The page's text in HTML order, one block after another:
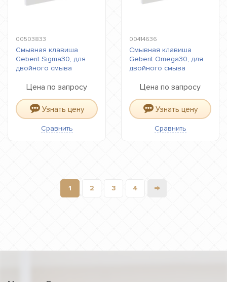
00503833
Смывная клавиша
Geberit Sigma30, для
двойного смыва
Цена по запросу
Узнать цену
Сравнить
00414636
Смывная клавиша
Geberit Omega30, для
двойного смыва
Цена по запросу
Узнать цену
Сравнить
1 2 3 4 →